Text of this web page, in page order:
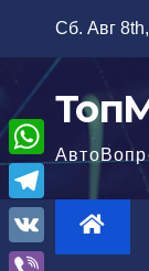
содержимому
Сб. Авг
W
h
a
T
e
V